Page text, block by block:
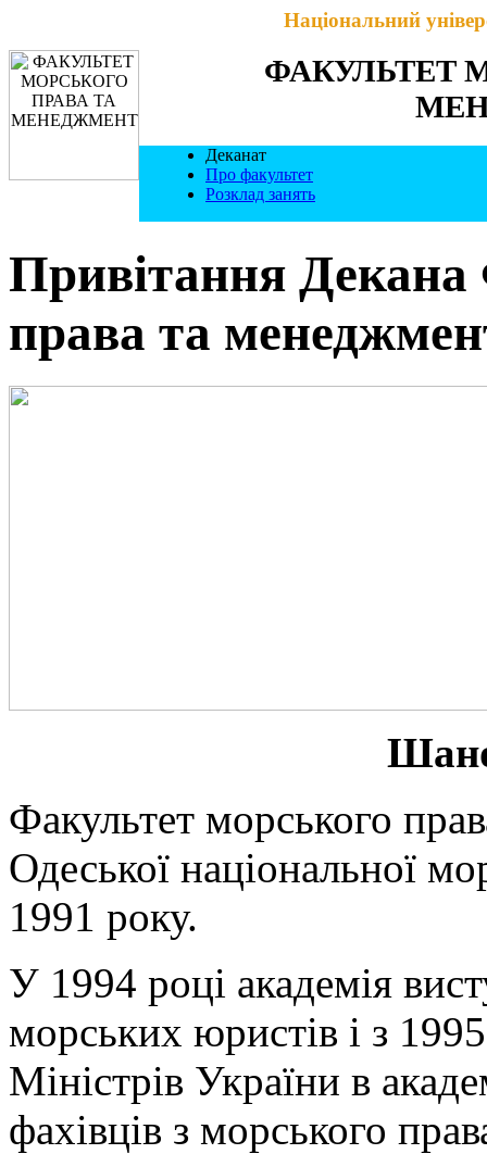
Національний
ФАКУЛЬТЕТ
Деканат
Про факультет
Розклад занять
Привітання Декана
права та
Факультет морського
Одеської національної
1991 року.
У 1994 році академія
морських юристів і з
Міністрів України в
фахівців з морського